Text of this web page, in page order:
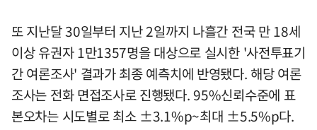
또 지난달 30일부터 지난 2일까지 나흘간 전국 만 18세
이상 유권자 1만1357명을 대상으로 실시한 '사전투표기
간 여론조사' 결과가 최종 예측치에 반영됐다. 해당 여론
조사는 전화 면접조사로 진행됐다. 95%신뢰수준에 표
본오차는 시도별로 최소 ±3.1%p~최대 ±5.5%p다.